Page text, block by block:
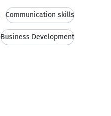
Communication skills
Business Development